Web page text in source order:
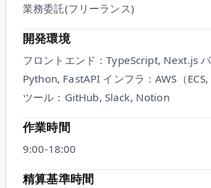
業務委託(フリーランス)
開発環境
フロントエンド：TypeScript, Next.js バ
Python, FastAPI インフラ：AWS（ECS,
ツール：GitHub, Slack, Notion
作業時間
9:00-18:00
精算基準時間